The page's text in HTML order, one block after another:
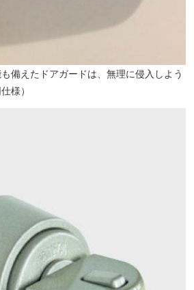
も備えたドアガードは、無理に侵入しよう
様）